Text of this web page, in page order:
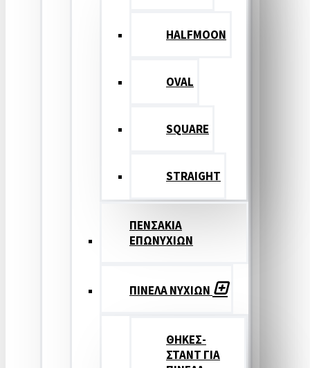
HALFMOON
OVAL
SQUARE
STRAIGHT
ΠΕΝΣΑΚΙΑ
ΕΠΩΝΥΧΙΩΝ
ΠΙΝΕΛΑ ΝΥΧΙΩΝ
ΘΗΚΕΣ-
ΣΤΑΝΤ ΓΙΑ